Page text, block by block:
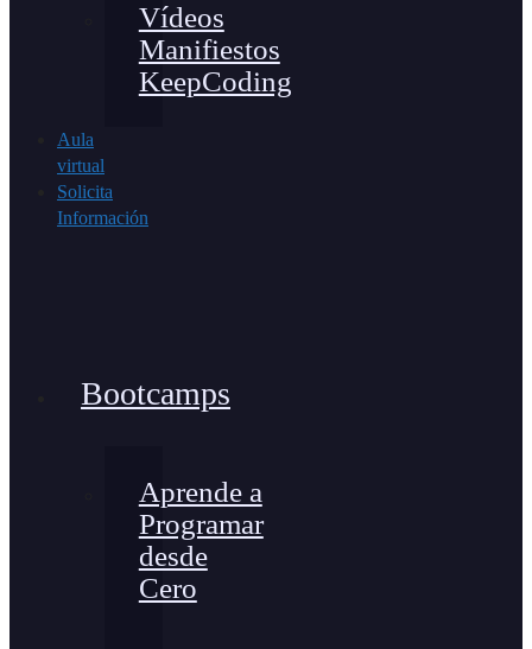
Vídeos
Manifiestos
KeepCoding
Aula
virtual
Solicita
Información
Bootcamps
Aprende a
Programar
desde
Cero